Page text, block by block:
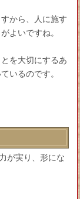
から、人に施す
よいですね。
を大切にするあ
いるのです。
が実り、形にな